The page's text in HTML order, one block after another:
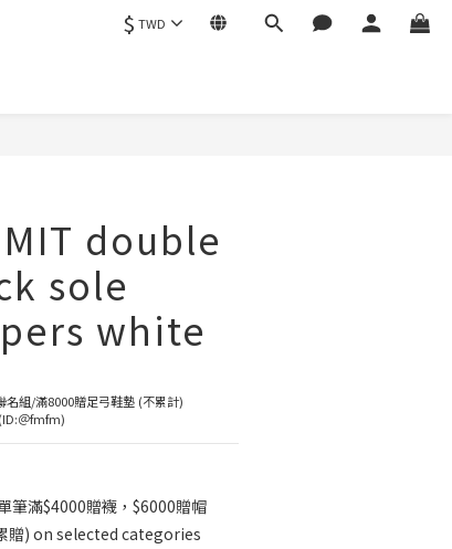
$ TWD
MIT double
sole
white
組/滿8000贈足弓鞋墊 (不累計)
＠fmfm)
筆滿$4000贈襪，$6000贈帽
贈) on selected categories